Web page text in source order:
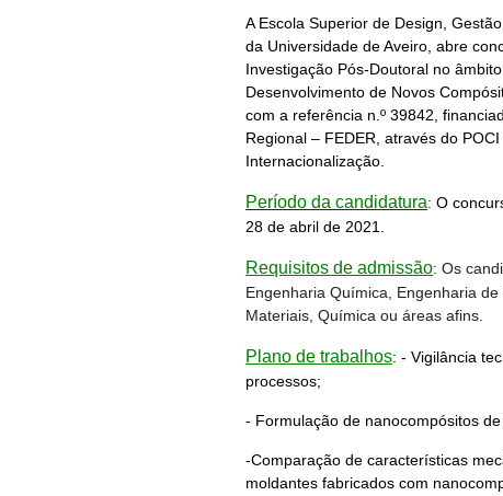
A Escola Superior de Design,
da Universidade de Aveiro, abre
Investigação Pós-Doutoral no
Desenvolvimento de Novos
com a referência n.º 39842,
Regional – FEDER, através do
Internacionalização.
Período da candidatura:O
28 de abril de 2021.
Requisitos de admissão: Os
Engenharia Química, Engenharia
Materiais, Química ou áreas afins.
Plano de trabalhos:- Vigilância
processos;
- Formulação de nanocompósitos
-Comparação de características
moldantes fabricados com